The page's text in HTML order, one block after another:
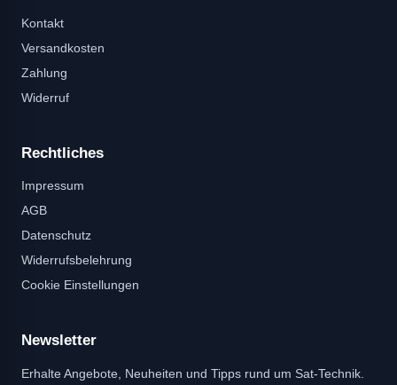
Kontakt
Versandkosten
Zahlung
Widerruf
Rechtliches
Impressum
AGB
Datenschutz
Widerrufsbelehrung
Cookie Einstellungen
Newsletter
Erhalte Angebote, Neuheiten und Tipps rund um Sat-Technik.